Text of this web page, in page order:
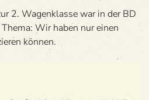
2. Wagen­klasse war in der BD
Wir haben nur einen
können.